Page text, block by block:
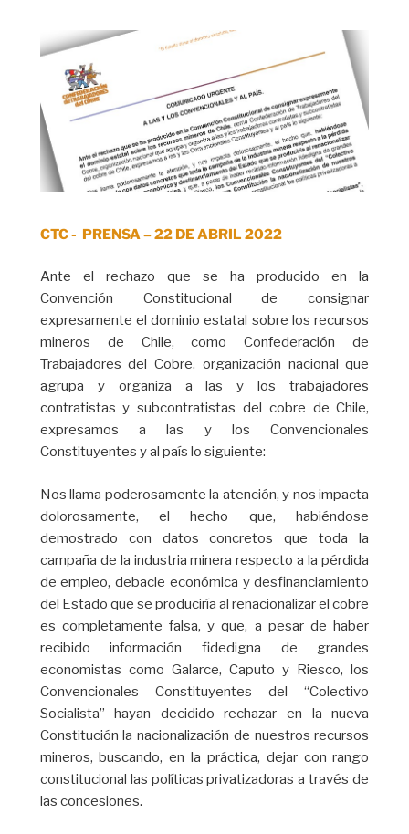
CTC - PRENSA – 22 DE ABRIL 2022
Ante el rechazo que se ha producido en la
Convención Constitucional de consignar
expresamente el dominio estatal sobre los recursos
mineros de Chile, como Confederación de
Trabajadores del Cobre, organización nacional que
agrupa y organiza a las y los trabajadores
contratistas y subcontratistas del cobre de Chile,
expresamos a las y los Convencionales
Constituyentes y al país lo siguiente:
Nos llama poderosamente la atención, y nos impacta
dolorosamente, el hecho que, habiéndose
demostrado con datos concretos que toda la
campaña de la industria minera respecto a la pérdida
de empleo, debacle económica y desfinanciamiento
del Estado que se produciría al renacionalizar el cobre
es completamente falsa, y que, a pesar de haber
recibido información fidedigna de grandes
economistas como Galarce, Caputo y Riesco, los
Convencionales Constituyentes del “Colectivo
Socialista” hayan decidido rechazar en la nueva
Constitución la nacionalización de nuestros recursos
mineros, buscando, en la práctica, dejar con rango
constitucional las políticas privatizadoras a través de
las concesiones.